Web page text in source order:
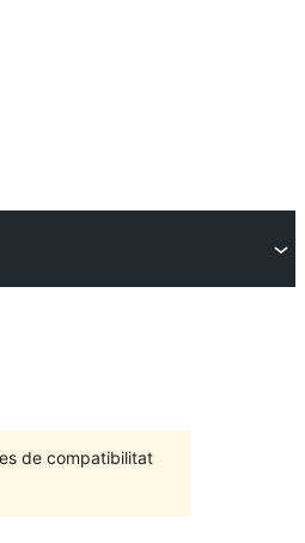
de compatibilitat